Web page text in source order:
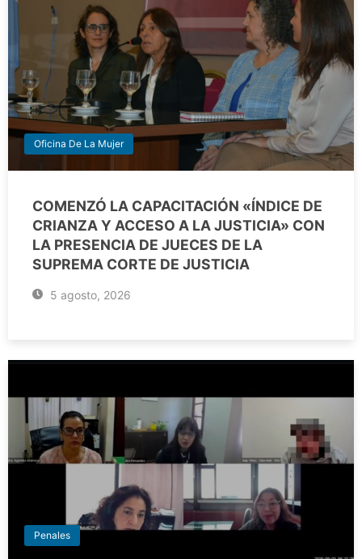
Oficina De La Mujer
COMENZÓ LA CAPACITACIÓN «ÍNDICE DE
CRIANZA Y ACCESO A LA JUSTICIA» CON
LA PRESENCIA DE JUECES DE LA
SUPREMA CORTE DE JUSTICIA
5 agosto, 2026
Penales